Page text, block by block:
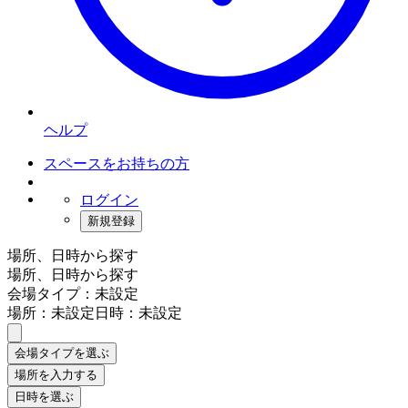
ヘルプ
スペースをお持ちの方
ログイン
新規登録
場所、日時から探す
場所、日時から探す
会場タイプ：未設定
場所：未設定日時：未設定
会場タイプを選ぶ
場所を入力する
日時を選ぶ